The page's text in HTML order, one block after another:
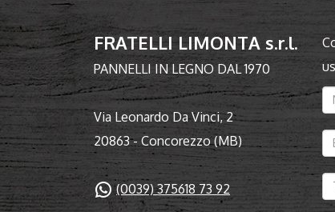
FRATELLI LIMONTA s.r.l.
PANNELLI IN LEGNO DAL 1970
Via Leonardo Da Vinci, 2
20863 - Concorezzo (MB)
(0039) 375618 73 92